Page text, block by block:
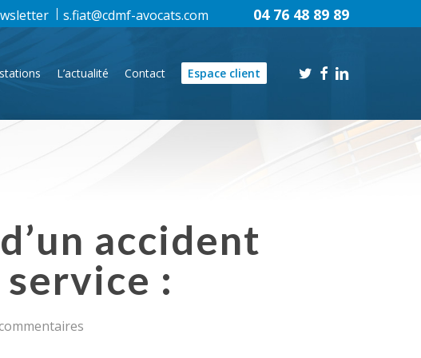
L’actualité Contact Espace client twitterfacebook
linkedin
s.fiat@cdmf-avocats.com 04 76 48 89 89
accident
: